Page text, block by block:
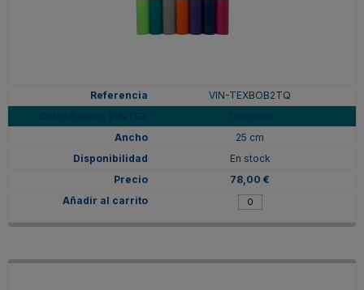
VIN-TEXBOB2TQ
25 cm
En stock
78,00 €